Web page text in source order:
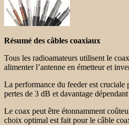
Résumé des câbles coaxiaux
Tous les radioamateurs utilisent le
alimenter l’antenne en émetteur et
La performance du feeder est cruciale
pertes de 3 dB et davantage
Le coax peut être étonnamment
choix optimal est fait pour le câble